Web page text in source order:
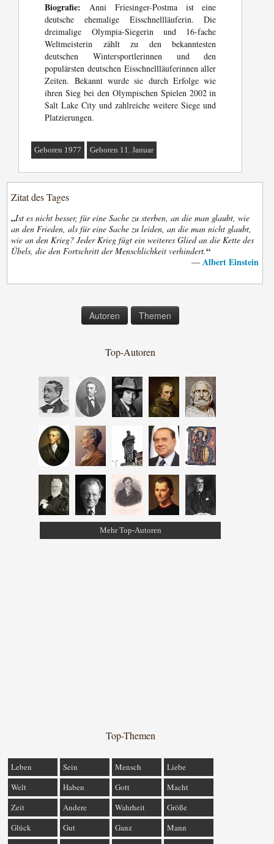
Biografie: Anni Friesinger-Postma ist eine
deutsche ehemalige Eisschnellläuferin. Die
dreimalige Olympia-Siegerin und 16-fache
Weltmeisterin zählt zu den bekanntesten
deutschen Wintersportlerinnen und den
populärsten deutschen Eisschnellläuferinnen aller
Zeiten. Bekannt wurde sie durch Erfolge wie
ihren Sieg bei den Olympischen Spielen 2002 in
Salt Lake City und zahlreiche weitere Siege und
Platzierungen.
Geboren 1977 Geboren 11. Januar
Zitat des Tages
„Ist es nicht besser, für eine Sache zu sterben, an die man glaubt, wie
an den Frieden, als für eine Sache zu leiden, an die man nicht glaubt,
wie an den Krieg? Jeder Krieg fügt ein weiteres Glied an die Kette des
Übels, die den Fortschritt der Menschlichkeit verhindert.“
— Albert Einstein
Autoren Themen
Top-Autoren
Mehr Top-Autoren
Top-Themen
Leben Sein Mensch
Liebe
Welt
Haben Gott
Macht
Zeit
Andere Wahrheit
Größe
Glück
Gut Ganz
Mann